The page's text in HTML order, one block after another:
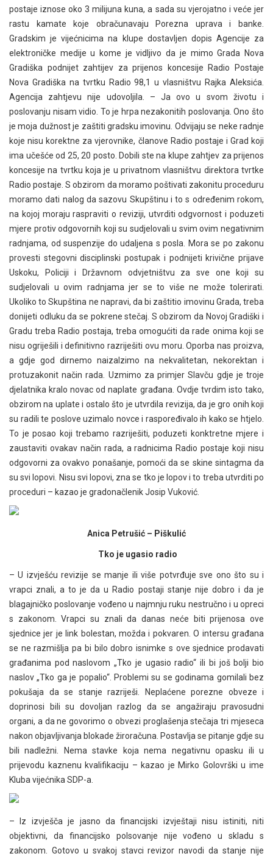
postaje iznose oko 3 milijuna kuna, a sada su vjerojatno i veće jer
rastu kamate koje obračunavaju Porezna uprava i banke.
Gradskim je vijećnicima na klupe dostavljen dopis Agencije za
elektroničke medije u kome je vidljivo da je mimo Grada Nova
Gradiška podnijet zahtijev za prijenos koncesije Radio Postaje
Nova Gradiška na tvrtku Radio 98,1 u vlasništvu Rajka Aleksića.
Agencija zahtjevu nije udovoljila. – Ja ovo u svom životu i
poslovanju nisam vidio. To je hrpa nezakonitih poslovanja. Ono što
je moja dužnost je zaštiti gradsku imovinu. Odvijaju se neke radnje
koje nisu korektne za vjerovnike, članove Radio postaje i Grad koji
ima učešće od 25, 20 posto. Dobili ste na klupe zahtjev za prijenos
koncesije na tvrtku koja je u privatnom vlasništvu direktora tvrtke
Radio postaje. S obzirom da moramo poštivati zakonitu proceduru
moramo dati nalog da sazovu Skupštinu i to s određenim rokom,
na kojoj moraju raspraviti o reviziji, utvrditi odgvornost i poduzeti
mjere protiv odgovornih koji su sudjelovali u svim ovim negativnim
radnjama, od suspenzije do udaljena s posla. Mora se po zakonu
provesti stegovni disciplinski postupak i podnijeti krivične prijave
Uskoku, Policiji i Državnom odvjetništvu za sve one koji su
sudjelovali u ovim radnjama jer se to više ne može tolerirati.
Ukoliko to Skupština ne napravi, da bi zaštitio imovinu Grada, treba
donijeti odluku da se pokrene stečaj. S obzirom da Novoj Gradiški i
Gradu treba Radio postaja, treba omogućiti da rade onima koji se
nisu ogriješili i definitivno razriješiti ovu moru. Oporba nas proizva,
a gdje god dirnemo naizalzimo na nekvalitetan, nekorektan i
protuzakonit način rada. Uzmimo za primjer Slavču gdje je troje
djelatnika kralo novac od naplate građana. Ovdje tvrdim isto tako,
obzirom na uplate i ostalo što je utvrdila revizija, da je gro onih koji
su radili te poslove uzimalo novce i raspoređivalo ih kako se htjelo.
To je posao koji trebamo razriješiti, poduzeti konktretne mjere i
zaustaviti ovakav način rada, a radnicima Radio postaje koji nisu
odgovorni za ovakvo ponašanje, pomoći da se skine sintagma da
su svi lopovi. Nisu svi lopovi, zna se tko je lopov i to treba utvrditi po
proceduri – kazao je gradonačlenik Josip Vuković.
Anica Petrušić – Piškulić
Tko je ugasio radio
– U izvješću revizije se manje ili više potvrđuje sve ono što su i
vrapci znali, a to je da u Radio postaji stanje nije dobro i da je
blagajničko poslovanje vođeno u najmnju ruku nestručno i u opreci
s zakonom. Vrapci su znali da danas neće biti prijenosa ove
sjednice jer je link bolestan, možda i pokvaren. O intersu građana
se ne razmišlja pa bi bilo dobro isnimke s ove sjednice prodavati
građanima pod naslovom „Tko je ugasio radio“ ili bi još bolji bio
naslov „Tko ga je popalio“. Problemi su se godinama gomilali bez
pokušaja da se stanje razriješi. Neplaćene porezne obveze i
doprinosi bili su dovoljan razlog da se angažiraju pravosudni
organi, a da ne govorimo o obvezi proglašenja stečaja tri mjeseca
nakon objavljivanja blokade žiroračuna. Postavlja se pitanje gdje su
bili nadležni. Nema stavke koja nema negativnu opasku ili u
prijevodu kaznenu kvalifikaciju – kazao je Mirko Golovrški u ime
Kluba vijećnika SDP-a.
– Iz izvješča je jasno da financijski izvještaji nisu istiniti, niti
objektivni, da financijsko polsovanje nije vođeno u skladu s
zakonom. Gotovo u svakoj stavci revizor navodi da stanje nije